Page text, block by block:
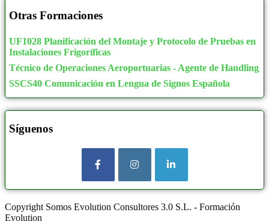
Otras Formaciones
UF1028 Planificación del Montaje y Protocolo de Pruebas en
Instalaciones Frigoríficas
Técnico de Operaciones Aeroportuarias - Agente de Handling
SSCS40 Comunicación en Lengua de Signos Española
Síguenos
Copyright Somos Evolution Consultores 3.0 S.L. - Formación
Evolution